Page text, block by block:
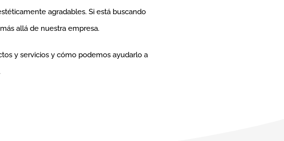
agradables. Si está buscando
allá de nuestra empresa.
y servicios y cómo podemos ayudarlo a